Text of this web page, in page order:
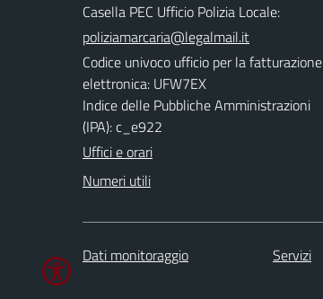
Casella PEC Ufficio Polizia Locale:
poliziamarcaria@legalmail.it
Codice univoco ufficio per la fatturazione
elettronica: UFW7EX
Indice delle Pubbliche Amministrazioni
(IPA): c_e922
Uffici e orari
Numeri utili
Dati monitoraggio Servizi